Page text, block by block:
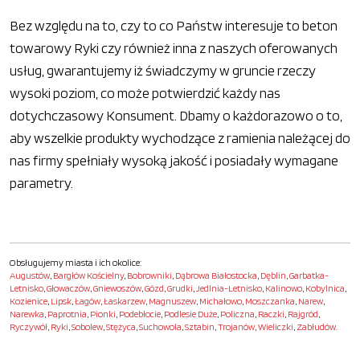
Bez względu na to, czy to co Państw interesuje to beton
towarowy Ryki czy również inna z naszych oferowanych
usług, gwarantujemy iż świadczymy w gruncie rzeczy
wysoki poziom, co może potwierdzić każdy nas
dotychczasowy Konsument. Dbamy o każdorazowo o to,
aby wszelkie produkty wychodzące z ramienia należącej do
nas firmy spełniały wysoką jakość i posiadały wymagane
parametry.
Obsługujemy miasta i ich okolice:
Augustów, Bargłów Kościelny, Bobrowniki, Dąbrowa Białostocka, Dęblin,Garbatka-
Letnisko,Głowaczów,Gniewoszów,Gózd,Grudki,Jedlnia-Letnisko, Kalinowo, Kobylnica,
Kozienice, Lipsk,Łagów,Łaskarzew, Magnuszew, Michałowo, Moszczanka, Narew,
Narewka, Paprotnia, Pionki, Podebłocie, Podlesie Duże, Policzna, Raczki, Rajgród,
Ryczywół, Ryki,Sobolew,Stężyca,Suchowola,Sztabin,Trojanów,Wieliczki, Zabłudów.